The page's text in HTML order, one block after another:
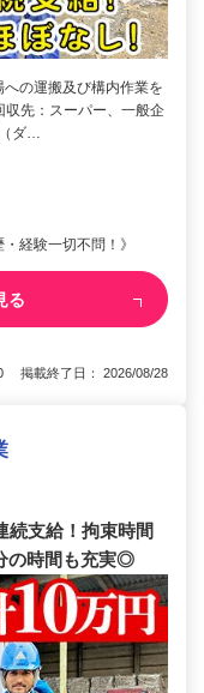
の運搬及び構内作業を
収先：スーパー、一般企
ダ…
経験一切不問！》
る
掲載終了日： 2026/08/28
続支給！拘束時間
の時間も充実◎